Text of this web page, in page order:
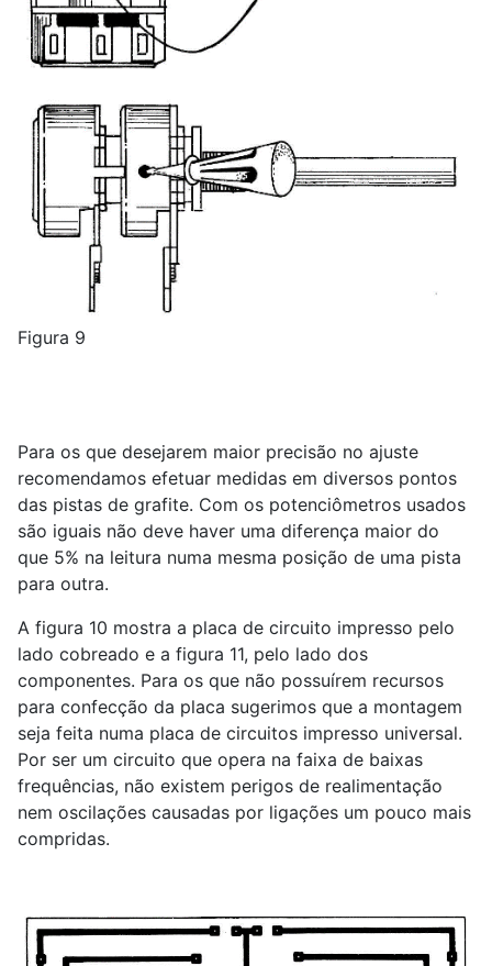
Figura 9
Para os que desejarem maior precisão no ajuste
recomendamos efetuar medidas em diversos pontos
das pistas de grafite. Com os potenciômetros usados
são iguais não deve haver uma diferença maior do
que 5% na leitura numa mesma posição de uma pista
para outra.
A figura 10 mostra a placa de circuito impresso pelo
lado cobreado e a figura 11, pelo lado dos
componentes. Para os que não possuírem recursos
para confecção da placa sugerimos que a montagem
seja feita numa placa de circuitos impresso universal.
Por ser um circuito que opera na faixa de baixas
frequências, não existem perigos de realimentação
nem oscilações causadas por ligações um pouco mais
compridas.